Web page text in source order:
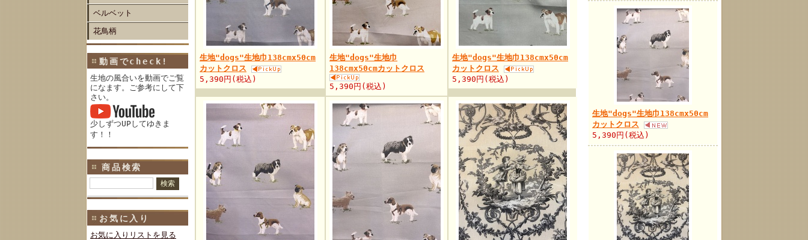
ベルベット
花鳥柄
動画でcheck!
生地の風合いを動画でご覧
になます。ご参考にして下
さい。
少しずつUPしてゆきま
す！！
商品検索
お気に入り
お気に入りリストを見る
生地"dogs"生地巾138cmx50cm
カットクロス
5,390円(税込)
生地"dogs"生地巾
138cmx50cmカットクロス
5,390円(税込)
生地"dogs"生地巾138cmx50cm
カットクロス
5,390円(税込)
生地"dogs"生地巾138cmx50cm
カットクロス
5,390円(税込)